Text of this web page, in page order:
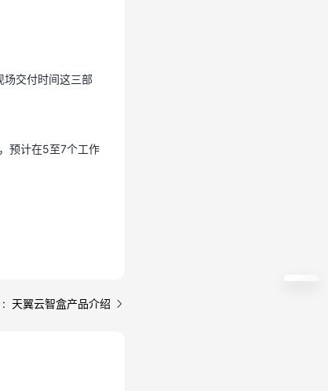
交付时间这三部
场交付时间这三部
预计在5至7个工作
: 天翼云智盒产品介绍